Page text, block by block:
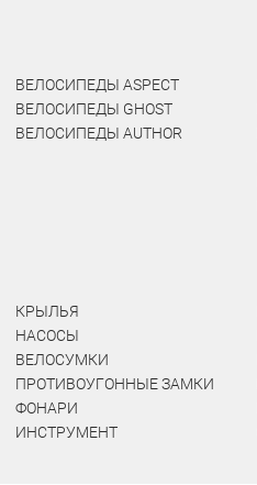
ВЕЛОСИПЕДЫ ASPECT
ВЕЛОСИПЕДЫ GHOST
ВЕЛОСИПЕДЫ AUTHOR
КРЫЛЬЯ
НАСОСЫ
ВЕЛОСУМКИ
ПРОТИВОУГОННЫЕ ЗАМКИ
ФОНАРИ
ИНСТРУМЕНТ